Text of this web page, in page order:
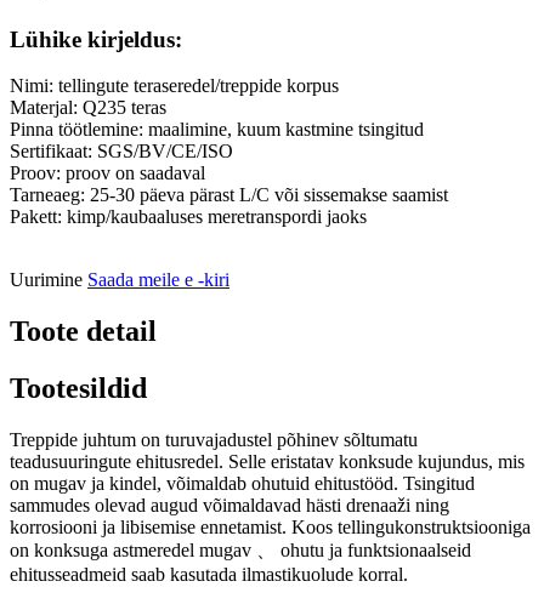
Lühike kirjeldus:
Nimi: tellingute teraseredel/treppide korpus
Materjal: Q235 teras
Pinna töötlemine: maalimine, kuum kastmine tsingitud
Sertifikaat: SGS/BV/CE/ISO
Proov: proov on saadaval
Tarneaeg: 25-30 päeva pärast L/C või sissemakse saamist
Pakett: kimp/kaubaaluses meretranspordi jaoks
Uurimine Saada meile e -kiri
Toote detail
Tootesildid
Treppide juhtum on turuvajadustel põhinev sõltumatu
teadusuuringute ehitusredel. Selle eristatav konksude kujundus, mis
on mugav ja kindel, võimaldab ohutuid ehitustööd. Tsingitud
sammudes olevad augud võimaldavad hästi drenaaži ning
korrosiooni ja libisemise ennetamist. Koos tellingukonstruktsiooniga
on konksuga astmeredel mugav 、 ohutu ja funktsionaalseid
ehitusseadmeid saab kasutada ilmastikuolude korral.